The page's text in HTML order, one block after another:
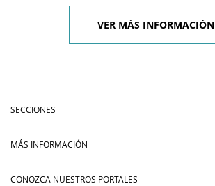
VER MÁS INFORMACIÓN
SECCIONES
MÁS INFORMACIÓN
CONOZCA NUESTROS PORTALES